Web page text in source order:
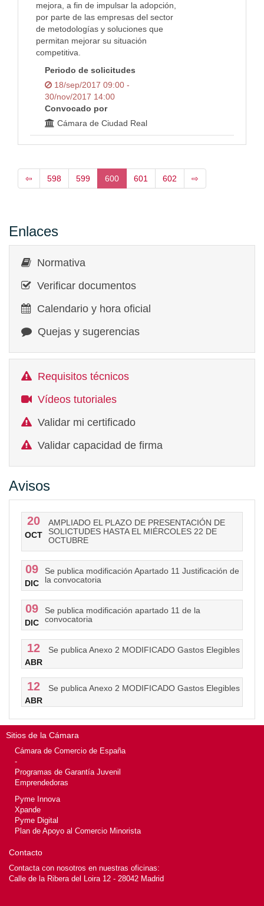
mejora, a fin de impulsar la adopción,
por parte de las empresas del sector
de metodologías y soluciones que
permitan mejorar su situación
competitiva.
Periodo de solicitudes
18/sep/2017 09:00 -
30/nov/2017 14:00
Convocado por
Cámara de Ciudad Real
⇦ 598 599 600 601 602 ⇨
Enlaces
Normativa
Verificar documentos
Calendario y hora oficial
Quejas y sugerencias
Requisitos técnicos
Vídeos tutoriales
Validar mi certificado
Validar capacidad de firma
Avisos
20
OCT
AMPLIADO EL PLAZO DE PRESENTACIÓN DE
SOLICTUDES HASTA EL MIÉRCOLES 22 DE
OCTUBRE
09
DIC
Se publica modificación Apartado 11 Justificación de
la convocatoria
09
DIC
Se publica modificación apartado 11 de la
convocatoria
12
ABR
Se publica Anexo 2 MODIFICADO Gastos Elegibles
12
ABR
Se publica Anexo 2 MODIFICADO Gastos Elegibles
Sitios de la Cámara
Cámara de Comercio de España
-
Programas de Garantía Juvenil
Emprendedoras
Pyme Innova
Xpande
Pyme Digital
Plan de Apoyo al Comercio Minorista
Contacto
Contacta con nosotros en nuestras oficinas:
Calle de la Ribera del Loira 12 - 28042 Madrid